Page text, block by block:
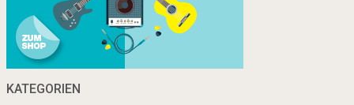
KATEGORIEN